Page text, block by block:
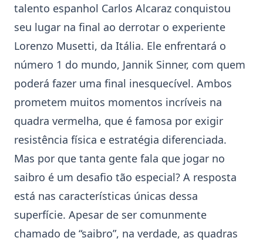
talento espanhol Carlos Alcaraz conquistou
seu lugar na final ao derrotar o experiente
Lorenzo Musetti, da Itália. Ele enfrentará o
número 1 do mundo, Jannik Sinner, com quem
poderá fazer uma final inesquecível. Ambos
prometem muitos momentos incríveis na
quadra vermelha, que é famosa por exigir
resistência física e estratégia diferenciada.
Mas por que tanta gente fala que jogar no
saibro é um desafio tão especial? A resposta
está nas características únicas dessa
superfície. Apesar de ser comunmente
chamado de “saibro”, na verdade, as quadras